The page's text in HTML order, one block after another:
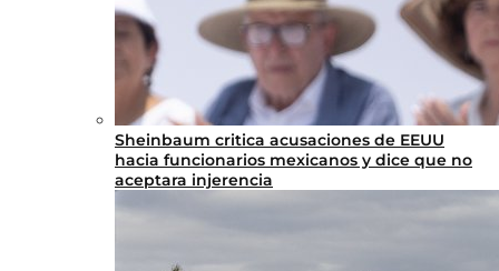
Sheinbaum critica acusaciones de EEUU
hacia funcionarios mexicanos y dice que no
aceptara injerencia